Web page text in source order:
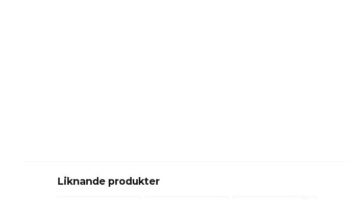
Liknande produkter